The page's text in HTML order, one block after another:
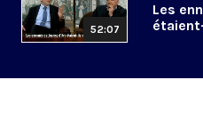
52:07
Les